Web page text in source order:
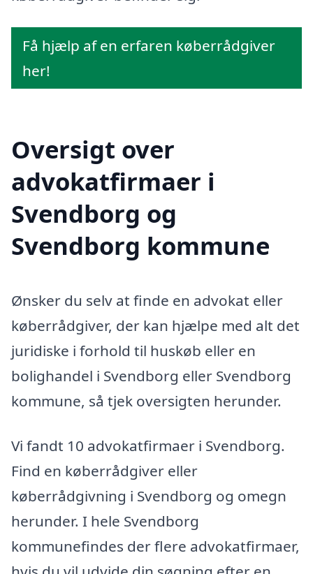
Få hjælp af en erfaren køberrådgiver
her!
Oversigt over
advokatfirmaer i
Svendborg og
Svendborg kommune
Ønsker du selv at finde en advokat eller
køberrådgiver, der kan hjælpe med alt det
juridiske i forhold til huskøb eller en
bolighandel i Svendborg eller Svendborg
kommune, så tjek oversigten herunder.
Vi fandt 10 advokatfirmaer i Svendborg.
Find en køberrådgiver eller
køberrådgivning i Svendborg og omegn
herunder. I hele Svendborg
kommunefindes der flere advokatfirmaer,